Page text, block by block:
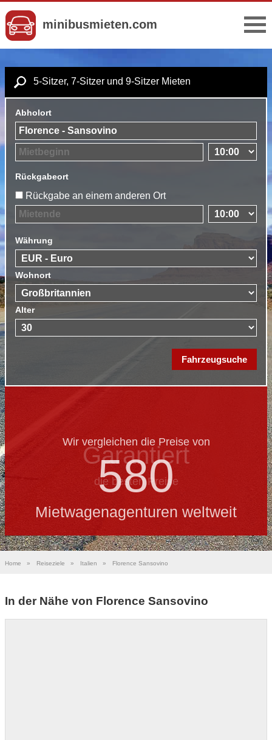
minibusmieten.com
5-Sitzer, 7-Sitzer und 9-Sitzer Mieten
Abholort
Rückgabeort
Rückgabe an einem anderen Ort
Währung
Wohnort
Alter
Wir vergleichen die Preise von
580
Mietwagenagenturen weltweit
Garantiert
die besten Preise
Home » Reiseziele » Italien » Florence Sansovino
In der Nähe von Florence Sansovino